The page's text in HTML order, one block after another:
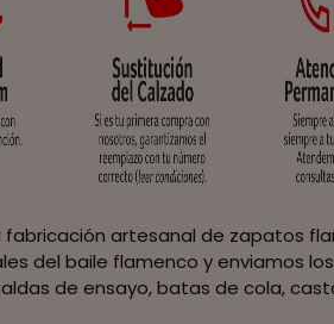
fabricación artesanal de zapatos
del baile flamenco y enviamos
de ensayo, batas de cola,